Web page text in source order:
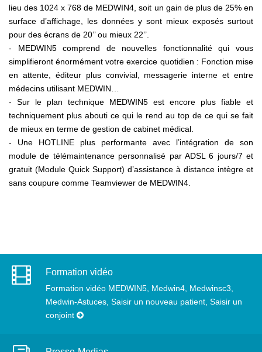
lieu des 1024 x 768 de MEDWIN4, soit un gain de plus de 25% en
surface d’affichage, les données y sont mieux exposés surtout
pour des écrans de 20’’ ou mieux 22’’.
- MEDWIN5 comprend de nouvelles fonctionnalité qui vous
simplifieront énormément votre exercice quotidien : Fonction mise
en attente, éditeur plus convivial, messagerie interne et entre
médecins utilisant MEDWIN…
- Sur le plan technique MEDWIN5 est encore plus fiable et
techniquement plus abouti ce qui le rend au top de ce qui se fait
de mieux en terme de gestion de cabinet médical.
- Une HOTLINE plus performante avec l’intégration de son
module de télémaintenance personnalisé par ADSL 6 jours/7 et
gratuit (Module Quick Support) d’assistance à distance intègre et
sans coupure comme Teamviewer de MEDWIN4.
Formation vidéo
Formation vidéo MEDWIN5, Medwin4, Medwinsc3,
Medwin-Astuces, Saisir un nouveau patient, Saisir un
conjoint